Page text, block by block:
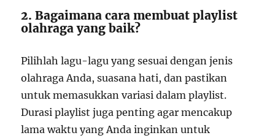
2. Bagaimana cara membuat playlist
olahraga yang baik?
Pilihlah lagu-lagu yang sesuai dengan jenis
olahraga Anda, suasana hati, dan pastikan
untuk memasukkan variasi dalam playlist.
Durasi playlist juga penting agar mencakup
lama waktu yang Anda inginkan untuk